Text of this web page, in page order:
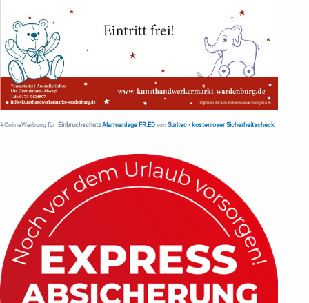
#OnlineWerbung für Einbruchschutz Alarmanlage FR.ED von Suritec • kostenloser Sicherheitscheck